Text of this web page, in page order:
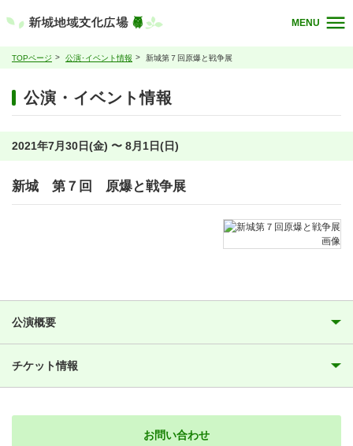
MENU
TOPページ 公演･イベント情報 新城第７回原爆と戦争展
公演・イベント情報
2021年7月30日(金) 〜 8月1日(日)
新城 第７回 原爆と戦争展
公演概要
チケット情報
お問い合わせ